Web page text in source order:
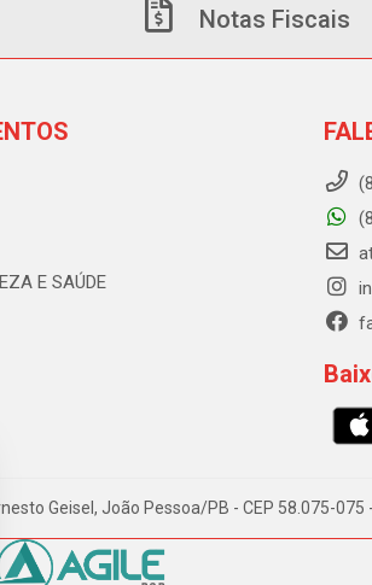
Notas Fiscais
E SAÚDE
Geisel, João Pessoa/PB - CEP 58.075-075